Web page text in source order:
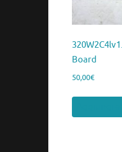
Board
50,00€